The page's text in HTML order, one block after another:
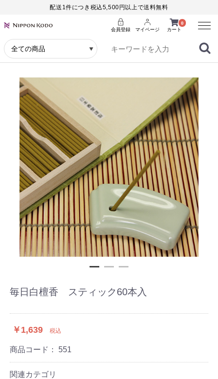
配送1件につき税込5,500円以上で送料無料
0
カート
会員登録 マイページ
Menu
毎日白檀香 スティック60本入
￥1,639 税込
商品コード： 551
関連カテゴリ